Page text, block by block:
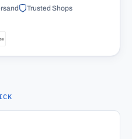
Trusted Shops